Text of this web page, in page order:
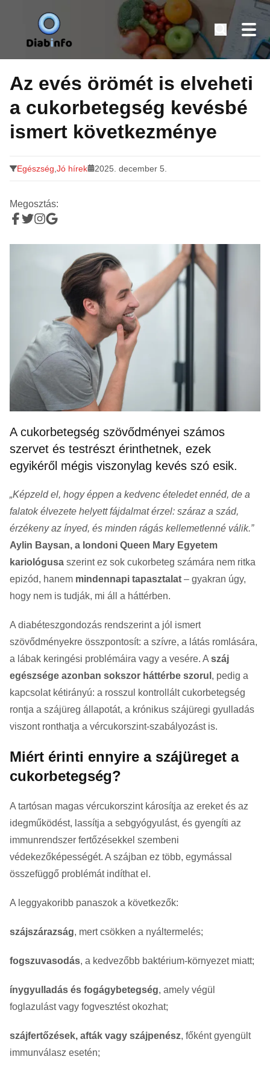
Tovább
tartalomra
Diabinfo.hu – Információk cukorbetegeknek
Az evés örömét is elveheti
a cukorbetegség kevésbé
ismert következménye
Egészség Jó hírek 2025. december 5.
Megosztás:
A cukorbetegség szövődményei számos
szervet és testrészt érinthetnek, ezek
egyikéről mégis viszonylag kevés szó esik.
„Képzeld el, hogy éppen a kedvenc ételedet ennéd, de a
falatok élvezete helyett fájdalmat érzel: száraz a szád,
érzékeny az ínyed, és minden rágás kellemetlenné válik.”
Aylin Baysan, a londoni Queen Mary Egyetem
kariológusa szerint ez sok cukorbeteg számára nem ritka
epizód, hanem mindennapi tapasztalat – gyakran úgy,
hogy nem is tudják, mi áll a háttérben.
A diabéteszgondozás rendszerint a jól ismert
szövődményekre összpontosít: a szívre, a látás romlására,
a lábak keringési problémáira vagy a vesére. A száj
egészsége azonban sokszor háttérbe szorul , pedig a
kapcsolat kétirányú: a rosszul kontrollált cukorbetegség
rontja a szájüreg állapotát, a krónikus szájüregi gyulladás
viszont ronthatja a vércukorszint-szabályozást is.
Miért érinti ennyire a szájüreget a
cukorbetegség?
A tartósan magas vércukorszint károsítja az ereket és az
idegműködést, lassítja a sebgyógyulást, és gyengíti az
immunrendszer fertőzésekkel szembeni
védekezőképességét. A szájban ez több, egymással
összefüggő problémát indíthat el.
A leggyakoribb panaszok a következők:
szájszárazság, mert csökken a nyáltermelés;
fogszuvasodás, a kedvezőbb baktérium-környezet miatt;
ínygyulladás és fogágybetegség, amely végül
foglazulást vagy fogvesztést okozhat;
szájfertőzések, afták vagy szájpenész, főként gyengült
immunválasz esetén;